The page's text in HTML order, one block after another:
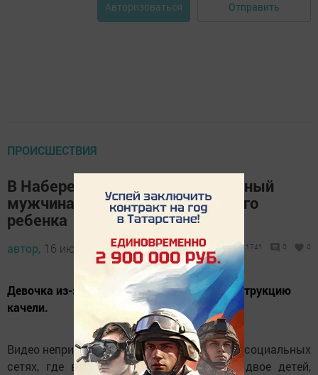
Авторизоваться Отправить
ПРОИСШЕСТВИЯ
В Набережных Челнах неизвестный
мужчина cкинул с качелей чужого
ребенка
автор, 16 июля 2021 - 11:35 1741 0 0
Девочка из-за него ударилась лицом о конструкцию
качели.
Видео неприятного инцидента появилось в социальных
сетях, где видно, что на качелях сидят двое детей,